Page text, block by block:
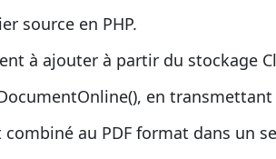
source en PHP.
à ajouter à partir du stockage
en
au PDF format dans un